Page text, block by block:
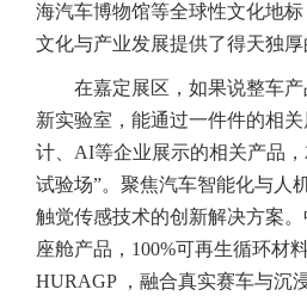
海汽车博物馆等全球性文化地
文化与产业发展提供了得天独厚
在嘉定展区，如果说整车
新实验室，能通过一件件的相
计、AI等企业展示的相关产品
试验场”。聚焦汽车智能化与人
触觉传感技术的创新解决方案
座舱产品，100%可再生循环材
HURAGP ，融合真实赛车与沉